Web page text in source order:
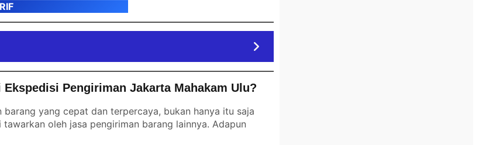
Pengiriman Jakarta Mahakam Ulu?
yang cepat dan terpercaya, bukan hanya itu saja
oleh jasa pengiriman barang lainnya. Adapun